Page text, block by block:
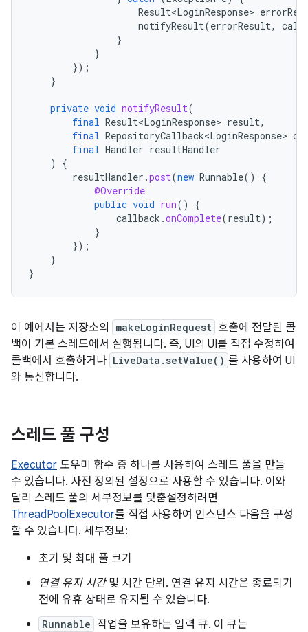
Result<LoginResponse>
notifyResult(errorResult,
}
}
});
}
private void notifyResult(
final Result<LoginResponse> result,
final RepositoryCallback<LoginResponse>
final Handler resultHandler
)
{
resultHandler .post(new Runnable()
{
@Override
public void run()
{
callback .onComplete(result);
}
});
}
}
이 예에서는 저장소의 makeLoginRequest 호출에 전달된 콜
백이 기본 스레드에서 실행됩니다. 즉, UI의 UI를 직접 수정하여
콜백에서 호출하거나 LiveData.setValue() 를 사용하여 UI
와 통신합니다.
스레드 풀 구성
Executor 도우미 함수 중 하나를 사용하여 스레드 풀을 만들
수 있습니다. 사전 정의된 설정으로 사용할 수 있습니다. 이와
달리 스레드 풀의 세부정보를 맞춤설정하려면
ThreadPoolExecutor를 직접 사용하여 인스턴스 다음을 구성
할 수 있습니다. 세부정보:
초기 및 최대 풀 크기
연결 유지 시간및 시간 단위. 연결 유지 시간은 종료되기
전에 유휴 상태로 유지될 수 있습니다.
Runnable 작업을 보유하는 입력 큐. 이 큐는